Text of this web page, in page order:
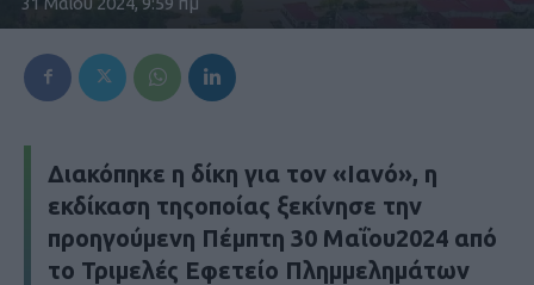
Διακόπηκε η δίκη για τον «Ιανό», η
εκδίκαση τηςοποίας ξεκίνησε την
προηγούμενη Πέμπτη 30 Μαΐου2024 από
το Τριμελές Εφετείο Πλημμελημάτων